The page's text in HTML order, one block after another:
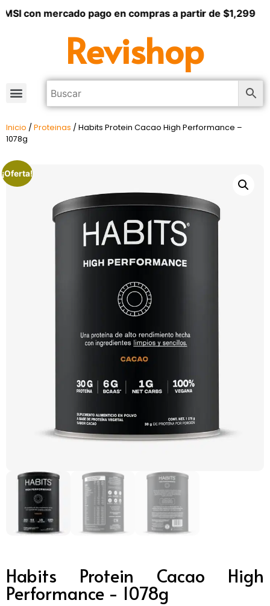
con mercado pago en compras a partir de $1,299
Revishop
Inicio / Proteinas / Habits Protein Cacao High Performance –
1078g
¡Oferta!
Habits Protein Cacao High
Performance - 1078g